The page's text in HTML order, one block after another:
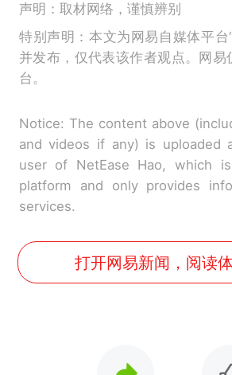
声明：取材网络，谨慎辨别
特别声明：本文为网易自媒体平台
并发布，仅代表该作者观点。网易
台。
Notice: The content above
and videos if any) is uploaded
user of NetEase Hao, which
platform and only provides
services.
打开网易新闻，阅读